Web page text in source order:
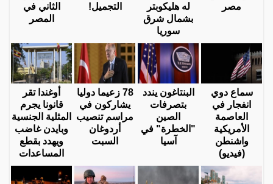
مصر
له هليكوبتر
بشمال شرق
سوريا
التجميل!
الثاني في
المصر
سماع دوي
انفجار في
العاصمة
الأمريكية
واشنطن
(فيديو)
البنتاغون يندد
بتصرفات
الصين
"الخطرة" في
آسيا
78 زعيما دوليا
يشاركون في
مراسم تنصيب
أردوغان
السبت
أوغندا تقر
قانونا يجرم
المثلية الجنسية
وبايدن غاضب
ويهدد بقطع
المساعدات